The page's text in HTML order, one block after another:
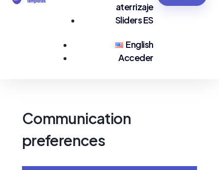
aterrizaje
Sliders ES
English
Acceder
Communication
preferences